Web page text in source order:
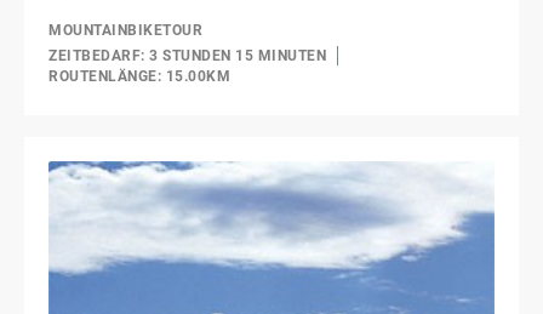
MOUNTAINBIKETOUR
ZEITBEDARF: 3 STUNDEN 15 MINUTEN
ROUTENLÄNGE: 15.00KM